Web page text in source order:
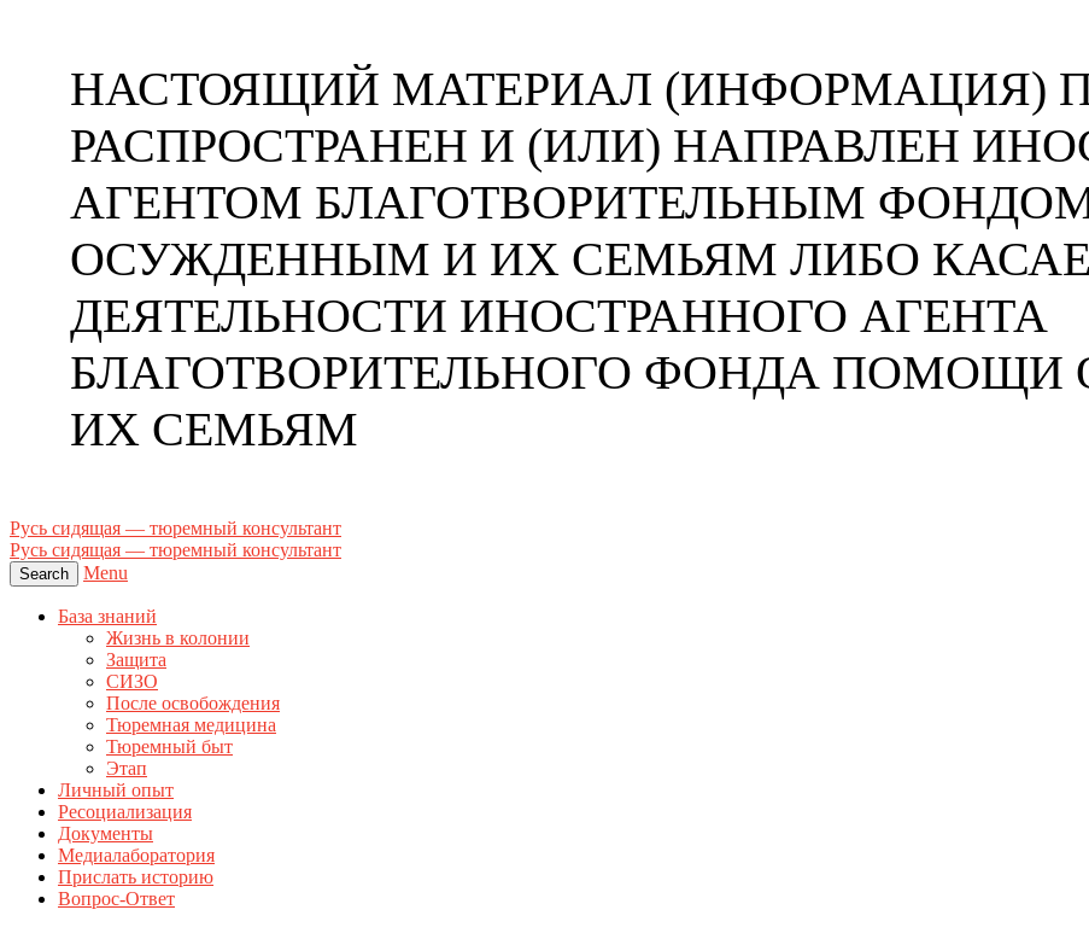
НАСТОЯЩИЙ МАТЕРИАЛ (ИНФОРМАЦИЯ)
РАСПРОСТРАНЕН И (ИЛИ) НАПРАВЛЕН
АГЕНТОМ БЛАГОТВОРИТЕЛЬНЫМ
ОСУЖДЕННЫМ И ИХ СЕМЬЯМ ЛИБО
ДЕЯТЕЛЬНОСТИ ИНОСТРАННОГО АГЕНТА
БЛАГОТВОРИТЕЛЬНОГО ФОНДА
ИХ СЕМЬЯМ
Русь сидящая — тюремный консультант
Русь сидящая — тюремный консультант
Search Menu
База знаний
Жизнь в колонии
Защита
СИЗО
После освобождения
Тюремная медицина
Тюремный быт
Этап
Личный опыт
Ресоциализация
Документы
Медиалаборатория
Прислать историю
Вопрос-Ответ